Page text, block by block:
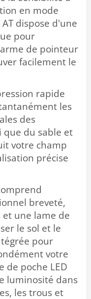
en mode
dispose d'une
pour
de pointeur
facilement le
rapide
les
des
que du sable et
votre champ
précise
breveté,
et une lame de
le sol et le
pour
votre
de poche LED
luminosité dans
les trous et